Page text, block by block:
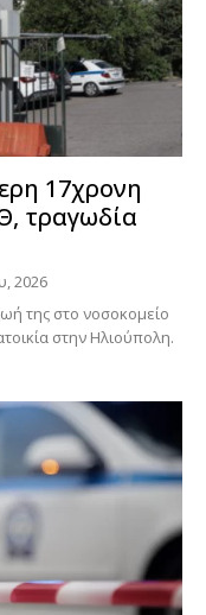
17χρονη
τραγωδία
2026
της στο νοσοκομείο
στην Ηλιούπολη.